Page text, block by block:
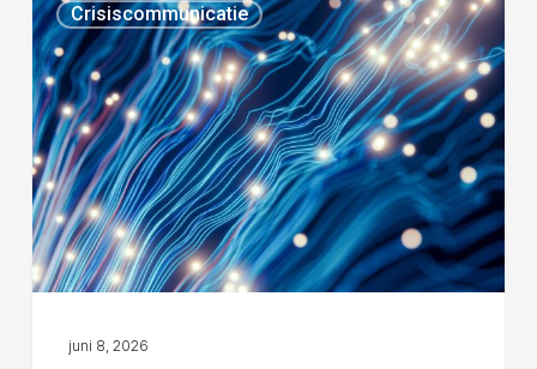
Crisiscommunicatie
juni 8, 2026